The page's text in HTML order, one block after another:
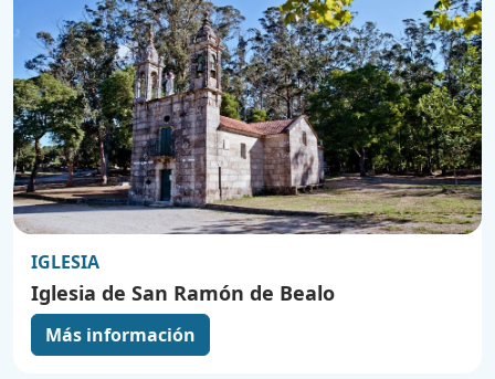
IGLESIA
Iglesia de San Ramón de Bealo
Más información